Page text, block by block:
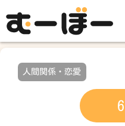
人間関係・恋愛
6